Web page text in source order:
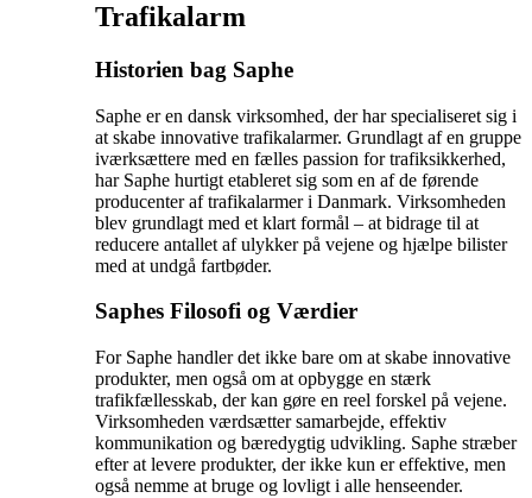
Trafikalarm
Historien bag Saphe
Saphe er en dansk virksomhed, der har specialiseret sig i
at skabe innovative trafikalarmer. Grundlagt af en gruppe
iværksættere med en fælles passion for trafiksikkerhed,
har Saphe hurtigt etableret sig som en af de førende
producenter af trafikalarmer i Danmark. Virksomheden
blev grundlagt med et klart formål – at bidrage til at
reducere antallet af ulykker på vejene og hjælpe bilister
med at undgå fartbøder.
Saphes Filosofi og Værdier
For Saphe handler det ikke bare om at skabe innovative
produkter, men også om at opbygge en stærk
trafikfællesskab, der kan gøre en reel forskel på vejene.
Virksomheden værdsætter samarbejde, effektiv
kommunikation og bæredygtig udvikling. Saphe stræber
efter at levere produkter, der ikke kun er effektive, men
også nemme at bruge og lovligt i alle henseender.